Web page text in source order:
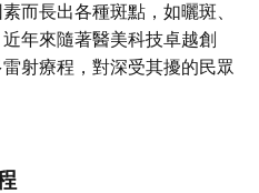
而長出各種斑點，如曬斑、
年來隨著醫美科技卓越創
射療程，對深受其擾的民眾